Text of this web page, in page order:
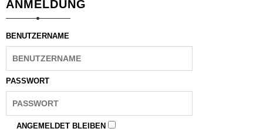
ANMELDUNG
BENUTZERNAME
PASSWORT
ANGEMELDET BLEIBEN